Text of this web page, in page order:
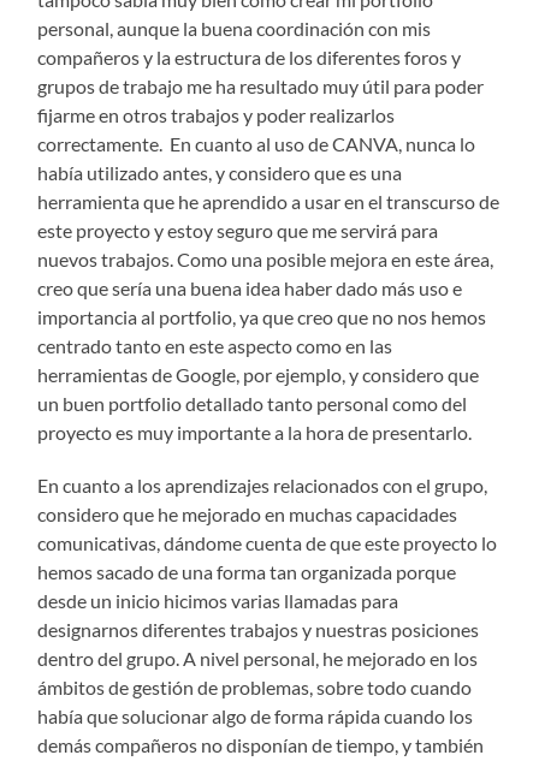
personal, aunque la buena coordinación con mis
compañeros y la estructura de los diferentes foros y
grupos de trabajo me ha resultado muy útil para poder
fijarme en otros trabajos y poder realizarlos
correctamente. En cuanto al uso de CANVA, nunca lo
había utilizado antes, y considero que es una
herramienta que he aprendido a usar en el transcurso de
este proyecto y estoy seguro que me servirá para
nuevos trabajos. Como una posible mejora en este área,
creo que sería una buena idea haber dado más uso e
importancia al portfolio, ya que creo que no nos hemos
centrado tanto en este aspecto como en las
herramientas de Google, por ejemplo, y considero que
un buen portfolio detallado tanto personal como del
proyecto es muy importante a la hora de presentarlo.
En cuanto a los aprendizajes relacionados con el grupo,
considero que he mejorado en muchas capacidades
comunicativas, dándome cuenta de que este proyecto lo
hemos sacado de una forma tan organizada porque
desde un inicio hicimos varias llamadas para
designarnos diferentes trabajos y nuestras posiciones
dentro del grupo. A nivel personal, he mejorado en los
ámbitos de gestión de problemas, sobre todo cuando
había que solucionar algo de forma rápida cuando los
demás compañeros no disponían de tiempo, y también